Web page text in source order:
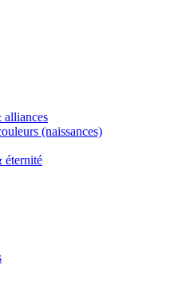
alliances
(naissances)
éternité